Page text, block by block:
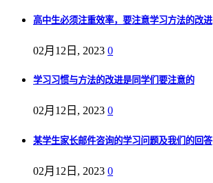
高中生必须注重效率，要注意学习方法的改进
02月12日, 2023 0
学习习惯与方法的改进是同学们要注意的
02月12日, 2023 0
某学生家长邮件咨询的学习问题及我们的回答
02月12日, 2023 0